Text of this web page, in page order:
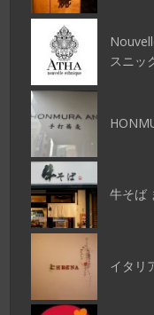
スニッ
牛そば
イタリ